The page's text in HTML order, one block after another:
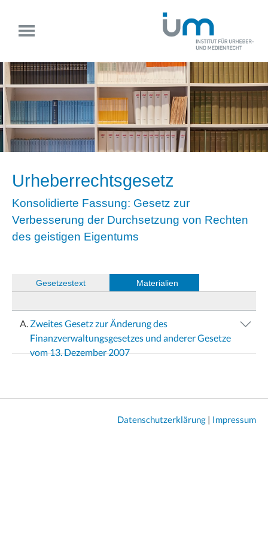
Urheberrechtsgesetz
Konsolidierte Fassung: Gesetz zur
Verbesserung der Durchsetzung von Rechten
des geistigen Eigentums
Materialien
(Gesetzestext
Zweites Gesetz zur Änderung des
Finanzverwaltungsgesetzes und anderer Gesetze
vom 13. Dezember 2007
Datenschutzerklärung | Impressum